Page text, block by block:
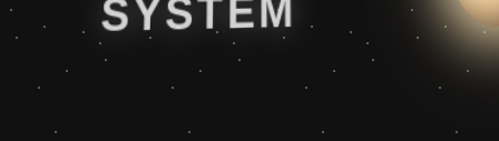
SYSTEM